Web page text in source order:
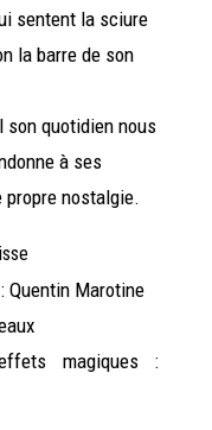
sentent la sciure
la barre de son
son quotidien nous
à ses
nostalgie.
Quentin Marotine
magiques :